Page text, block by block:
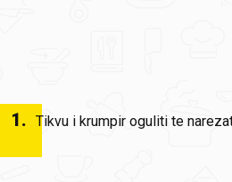
1. Tikvu i krumpir oguliti te